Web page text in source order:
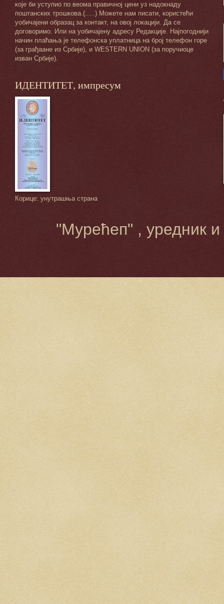
које би уступио по веома правичној цени уз надокнаду
поштанских трошкова.(.....) Можете нам писати, користећи
уобичајени образац за контакт, на овој локацији. Да се
договоримо. Или на уобичајену адресу Редакције. Најпогоднији
начин плаћања је телефонска уплатница на број телефон горе
(за грађаане из Србије), и WESTERN UNION (за поручиоце
изван Србије).
ИДЕНТИТЕТ, импресум
Корице: унутрашња страна
"Мурећеп" , уредник